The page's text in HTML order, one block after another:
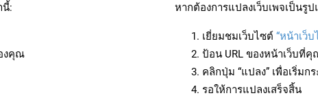
นี้:
งคุณ
หากต้องการแปลงเว็บเพจเป็นรู
เยี่ยมชมเว็บไซต์ “หน้าเว็บ
ป้อน URL ของหน้าเว็บที่
คลิกปุ่ม “แปลง” เพื่อเริ่มก
รอให้การแปลงเสร็จสิ้น